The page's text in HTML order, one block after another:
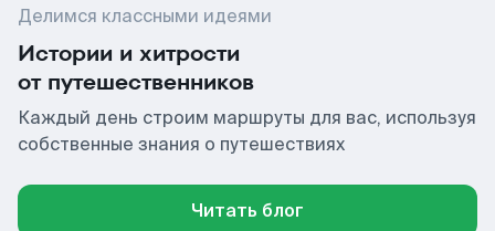
Делимся классными идеями
Истории и хитрости
от путешественников
Каждый день строим маршруты для вас, используя
собственные знания о путешествиях
Читать блог